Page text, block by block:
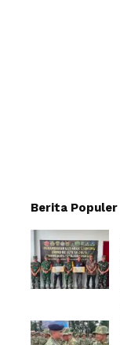
Berita Populer